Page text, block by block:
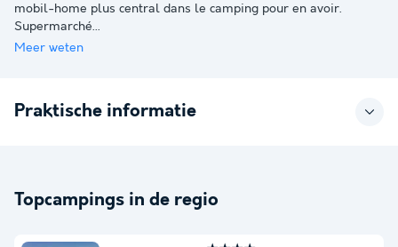
mobil-home plus central dans le camping pour en avoir.
Supermarché...
Meer weten
Praktische informatie
Topcampings in de regio